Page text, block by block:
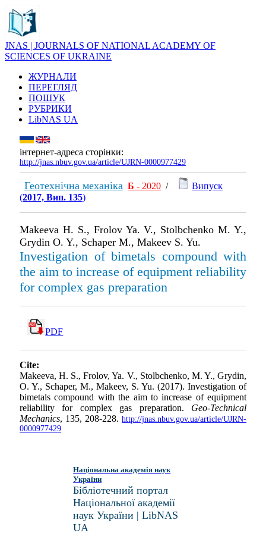
JNAS | JOURNALS OF NATIONAL ACADEMY OF
SCIENCES OF UKRAINE
ЖУРНАЛИ
ПЕРЕГЛЯД
ПОШУК
РУБРИКИ
LibNAS UA
інтернет-адреса сторінки:
http://jnas.nbuv.gov.ua/article/UJRN-0000977429
Геотехнічна механіка Б - 2020 /
Випуск
(2017, Вип. 135)
Makeeva H. S., Frolov Ya. V., Stolbchenko M. Y.,
Grydin O. Y., Schaper M., Makeev S. Yu.
Investigation of bimetals compound with
the aim to increase of equipment reliability
for complex gas preparation
PDF
Cite:
Makeeva, H. S., Frolov, Ya. V., Stolbchenko, M. Y., Grydin,
O. Y., Schaper, M., Makeev, S. Yu. (2017). Investigation of
bimetals compound with the aim to increase of equipment
reliability for complex gas preparation. Geo-Technical
Mechanics, 135, 208-228. http://jnas.nbuv.gov.ua/article/UJRN-
0000977429
Національна академія наук
України
Бібліотечний портал
Національної академії
наук України | LibNAS
UA